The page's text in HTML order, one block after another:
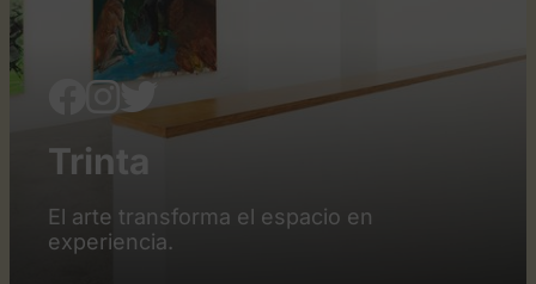
Trinta
El arte transforma el espacio en
experiencia.